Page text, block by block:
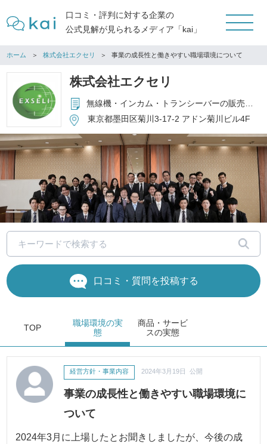
口コミ・評判に対する企業の
公式見解が見られるメディア「kai」
ホーム 株式会社エクセリ 事業の成長性と働きやすい職場環境について
株式会社エクセリ
無線機・インカム・トランシーバーの販売、レンタル、中古流通
東京都墨田区菊川3-17-2 アドン菊川ビル4F
口コミ・質問を投稿する
TOP
商品・サービ
スの実態
職場環境の実
態
事業の成長性と働きやすい職場環境に
ついて
経営方針・事業内容 2024年3月19日 公開
2024年3月に上場したとお聞きしましたが、今後の成